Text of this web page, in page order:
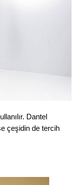
Dantel
çeşidin de tercih